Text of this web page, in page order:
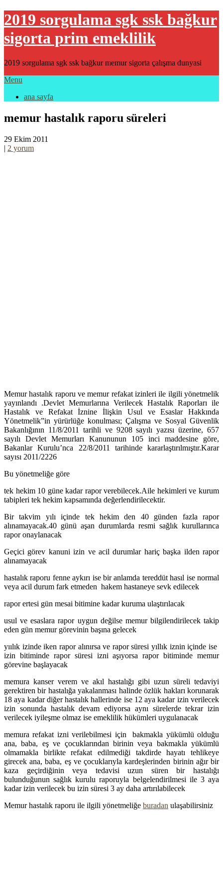
2019 sorgulama sgk ssk bağkur
sigorta prim emeklilik
2019 sorgulama sgk ssk bağkur memur sigorta çalışma dunyasi
Menu
ana sayfa
memur hastalık raporu süreleri
29 Ekim 2011
| 2 yorum
Memur hastalık raporu ve memur refakat izinleri ile ilgili yönetmelik
yayınlandı .Devlet Memurlarına Verilecek Hastalık Raporları ile
Hastalık ve Refakat İznine İlişkin Usul ve Esaslar Hakkında
Yönetmelik”in yürürlüğe konulması; Çalışma ve Sosyal Güvenlik
Bakanlığının 11/8/2011 tarihli ve 9208 sayılı yazısı üzerine, 657
sayılı Devlet Memurları Kanununun 105 inci maddesine göre,
Bakanlar Kurulu’nca 22/8/2011 tarihinde kararlaştırılmıştır.Karar
sayısı 2011/2226
Bu yönetmeliğe göre
tek hekim 10 güne kadar rapor verebilecek.Aile hekimleri ve kurum
tabipleri tek hekim kapsamında değerlendirilecektir.
Bir takvim yılı içinde tek hekim den 40 günden fazla rapor
alınamayacak.40 günü aşan durumlarda resmi sağlık kurullarınca
rapor onaylanacak
Geçici görev kanuni izin ve acil durumlar hariç başka ilden rapor
alınamayacak
hastalık raporu fenne aykırı ise bir anlamda tereddüt hasıl ise normal
veya acil durum fark etmeden hakem hastaneye sevk edilecek
rapor ertesi gün mesai bitimine kadar kuruma ulaştırılacak
usul ve esaslara rapor uygun değilse memur bilgilendirilecek takip
eden gün memur görevinin başına gelecek
yıılık izinde iken rapor alınırsa ve rapor süresi yıllık iznin içinde ise
izin bitiminde rapor süresi izni aşıyorsa rapor bitiminde memur
görevine başlayacak
memura kanser verem ve akıl hastalığı gibi uzun süreli tedaviyi
gerektiren bir hastalığa yakalanması halinde özlük hakları korunarak
18 aya kadar diğer hastalık hallerinde ise 12 aya kadar izin verilecek
izin sonunda hastalık devam ediyorsa aynı sürelerde tekrar izin
verilecek iyileşme olmaz ise emeklilik hükümleri uygulanacak
memura refakat izni verilebilmesi için bakmakla yükümlü olduğu
ana, baba, eş ve çocuklarından birinin veya bakmakla yükümlü
olmamakla birlikte refakat edilmediği takdirde hayatı tehlikeye
girecek ana, baba, eş ve çocuklarıyla kardeşlerinden birinin ağır bir
kaza geçirdiğinin veya tedavisi uzun süren bir hastalığı
bulunduğunun sağlık kurulu raporuyla belgelendirilmesi ile 3 aya
kadar izin verilecek bu izin süresi 3 ay daha artırılabilecek
Memur hastalık raporu ile ilgili yönetmeliğe buradan ulaşabilirsiniz